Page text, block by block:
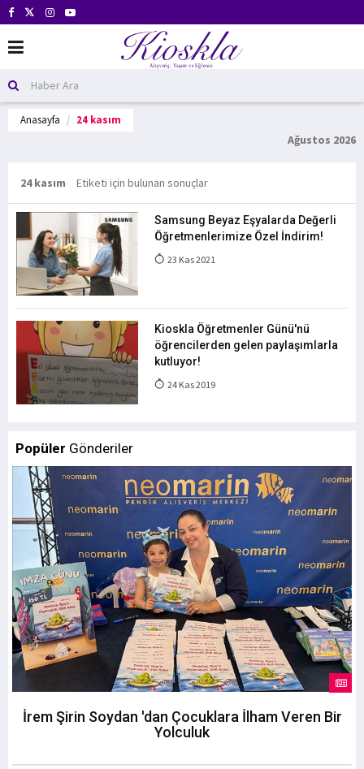
Anasayfa 24 kasım
Ağustos 2026
24 kasım Etiketi için bulunan sonuçlar
Samsung Beyaz Eşyalarda Değerli
Öğretmenlerimize Özel İndirim!
23 Kas 2021
Kioskla Öğretmenler Günü'nü
öğrencilerden gelen paylaşımlarla
kutluyor!
24 Kas 2019
Popüler Gönderiler
İrem Şirin Soydan 'dan Çocuklara İlham Veren Bir
Yolculuk